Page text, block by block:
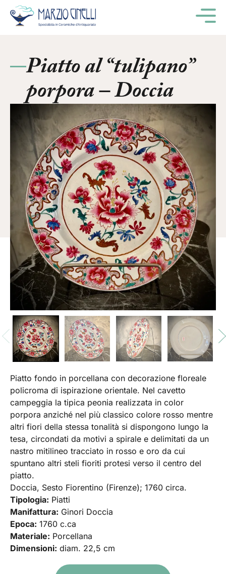
Piatto al “tulipano”
porpora – Doccia
Piatto fondo in porcellana con decorazione floreale
policroma di ispirazione orientale. Nel cavetto
campeggia la tipica peonia realizzata in color
porpora anziché nel più classico colore rosso mentre
altri fiori della stessa tonalità si dispongono lungo la
tesa, circondati da motivi a spirale e delimitati da un
nastro mitilineo tracciato in rosso e oro da cui
spuntano altri steli fioriti protesi verso il centro del
piatto.
Doccia, Sesto Fiorentino (Firenze); 1760 circa.
Tipologia: Piatti
Manifattura: Ginori Doccia
Epoca: 1760 c.ca
Materiale: Porcellana
Dimensioni: diam. 22,5 cm